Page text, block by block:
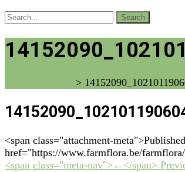
Search
>
<span class="attachment-
href="https://www.farmflora.be/
<span class="meta-nav">←</span>